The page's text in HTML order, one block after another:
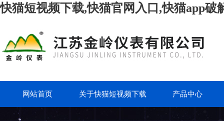
快猫短视频下载,快猫官网入口,快猫app
网站首页 关于快猫短视频下载 产品中心